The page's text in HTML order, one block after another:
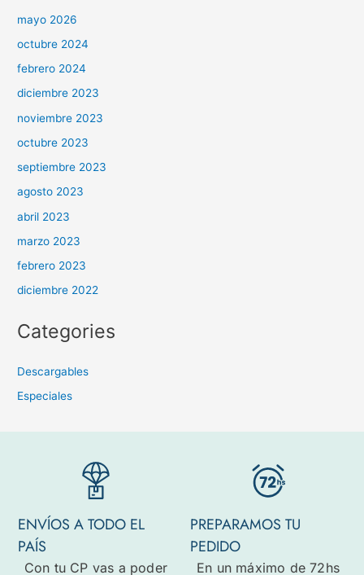
mayo 2026
octubre 2024
febrero 2024
diciembre 2023
noviembre 2023
octubre 2023
septiembre 2023
agosto 2023
abril 2023
marzo 2023
febrero 2023
diciembre 2022
Categories
Descargables
Especiales
ENVÍOS A TODO EL
PAÍS
Con tu CP vas a poder
PREPARAMOS TU
PEDIDO
En un máximo de 72hs